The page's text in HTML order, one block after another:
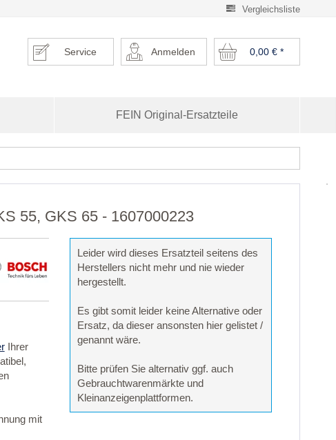
Vergleichsliste
0,00 €*
Anmelden
Service
FEIN Original-Ersatzteile
55, GKS 65 - 1607000223
Ihrer
mit
Leider wird dieses Ersatzteil seitens des
Herstellers nicht mehr und nie wieder
hergestellt.
Es gibt somit leider keine Alternative oder
Ersatz, da dieser ansonsten hier gelistet /
genannt wäre.
Bitte prüfen Sie alternativ ggf. auch
Gebrauchtwarenmärkte und
Kleinanzeigenplattformen.